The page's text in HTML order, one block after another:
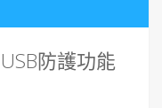
防護功能